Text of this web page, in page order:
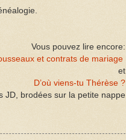
Vous pouvez lire encore:
et contrats de mariage
et
D’où viens-tu Thérèse ?
JD, brodées sur la petite nappe